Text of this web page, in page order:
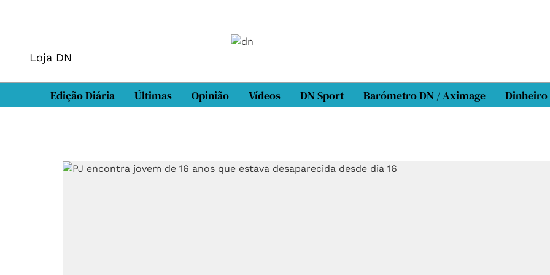
Loja DN
Edição Diária Últimas Opinião Vídeos DN Sport Barómetro DN / Aximage Dinheiro